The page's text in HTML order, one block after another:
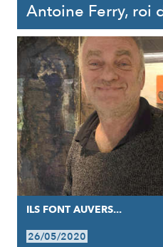
Antoine Ferry, roi
ILS FONT AUVERS...
26/05/2020